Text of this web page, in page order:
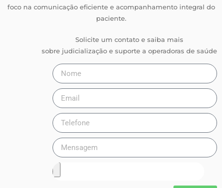
foco na comunicação eficiente e acompanhamento integral do
paciente.
Solicite um contato e saiba mais
sobre judicialização e suporte a operadoras de saúde